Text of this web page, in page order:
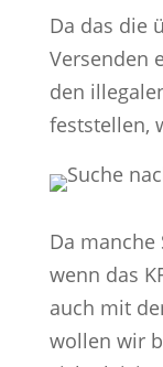
Da das die
Versenden
den
feststellen,
Da manche
wenn das
auch mit
wollen wir